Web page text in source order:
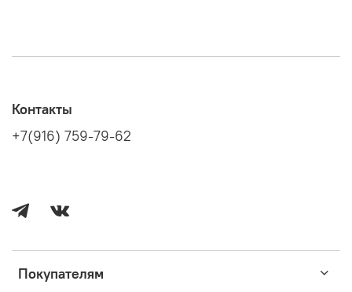
Покупателям
Контакты
+7(916) 759-79-62